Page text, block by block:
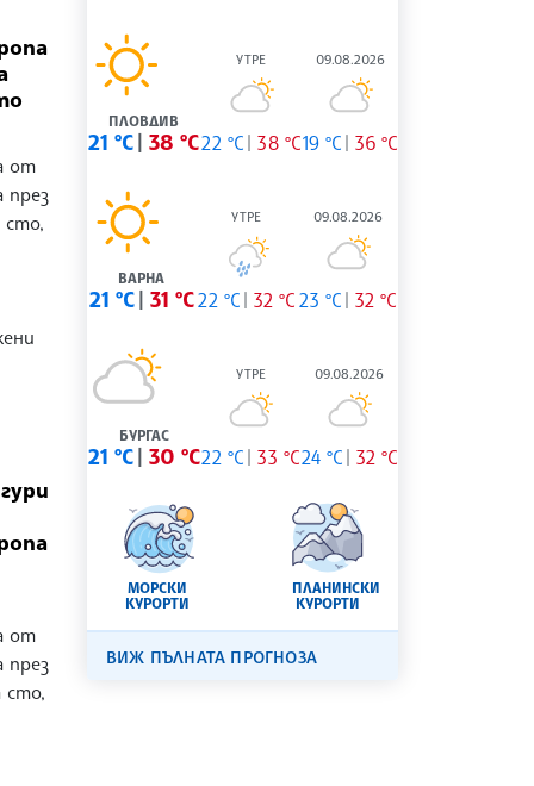
от
през
сто,
от
през
сто,
ПЛОВДИВ
21 °C 38 °C
УТРЕ
22 °C 38 °C
09.08.2026
19 °C 36 °C
ВАРНА
21 °C 31 °C
УТРЕ
22 °C 32 °C
09.08.2026
23 °C 32 °C
БУРГАС
21 °C 30 °C
УТРЕ
22 °C 33 °C
09.08.2026
24 °C 32 °C
МОРСКИ
КУРОРТИ
ПЛАНИНСКИ
КУРОРТИ
ВИЖ ПЪЛНАТА ПРОГНОЗА